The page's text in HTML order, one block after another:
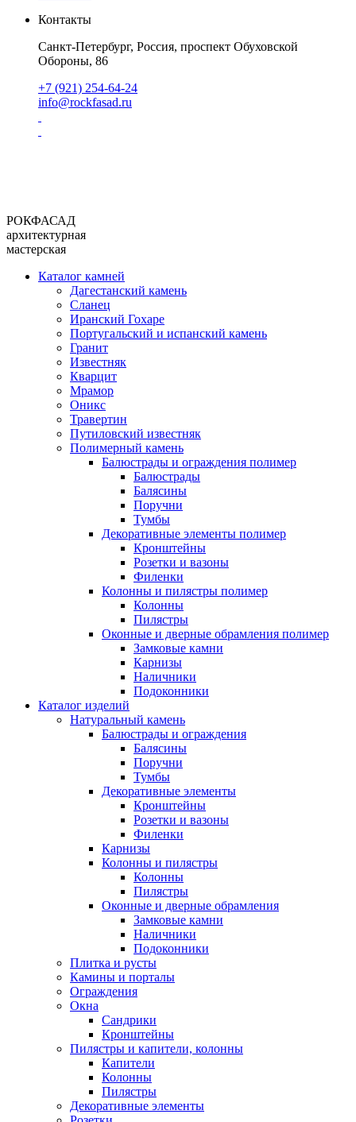
Контакты
Санкт-Петербург, Россия, проспект Обуховской
Обороны, 86
+7 (921) 254-64-24
info@rockfasad.ru
РОКФАСАД
архитектурная
мастерская
Каталог камней
Дагестанский камень
Сланец
Иранский Гохаре
Португальский и испанский камень
Гранит
Известняк
Кварцит
Мрамор
Оникс
Травертин
Путиловский известняк
Полимерный камень
Балюстрады и ограждения полимер
Балюстрады
Балясины
Поручни
Тумбы
Декоративные элементы полимер
Кронштейны
Розетки и вазоны
Филенки
Колонны и пилястры полимер
Колонны
Пилястры
Оконные и дверные обрамления полимер
Замковые камни
Карнизы
Наличники
Подоконники
Каталог изделий
Натуральный камень
Балюстрады и ограждения
Балясины
Поручни
Тумбы
Декоративные элементы
Кронштейны
Розетки и вазоны
Филенки
Карнизы
Колонны и пилястры
Колонны
Пилястры
Оконные и дверные обрамления
Замковые камни
Наличники
Подоконники
Плитка и русты
Камины и порталы
Ограждения
Окна
Сандрики
Кронштейны
Пилястры и капители, колонны
Капители
Колонны
Пилястры
Декоративные элементы